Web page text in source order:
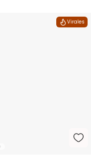
Virales